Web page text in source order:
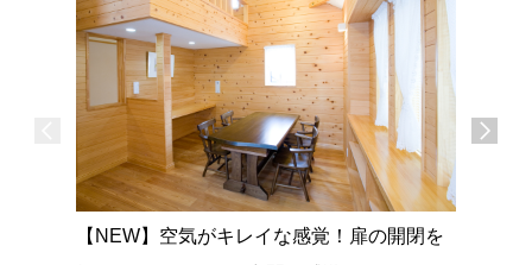
【NEW】空気がキレイな感覚！扉の開閉を